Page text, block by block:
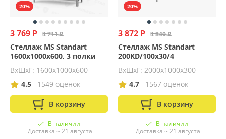
20%
3 769 Р 4 711 Р
Стеллаж MS Standart
1600х1000х600, 3 полки
ВхШхГ: 1600x1000x600
4.5
1549 оценок
В корзину
В наличии
Доставка ~ 21 августа
20%
3 872 Р 4 840 Р
Стеллаж MS Standart
200KD/100x30/4
ВхШхГ: 2000х1000х300
4.7
1567 оценок
В корзину
В наличии
Доставка ~ 21 августа